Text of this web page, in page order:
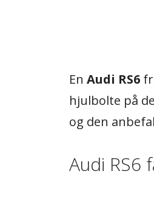
En Audi RS6
hjulbolte på
og den
Audi RS6